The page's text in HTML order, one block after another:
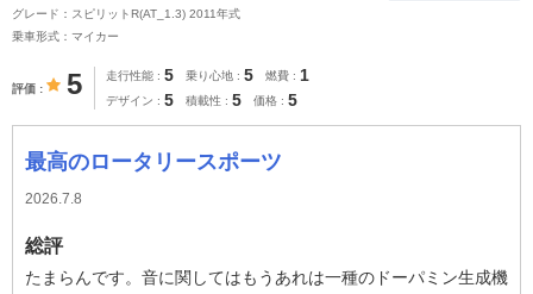
グレード：スピリットR(AT_1.3) 2011年式
乗車形式：マイカー
評価 5 走行性能 5 乗り心地 5 燃費 1
デザイン 5 積載性 5 価格 5
最高のロータリースポーツ
2026.7.8
総評
たまらんです。音に関してはもうあれは一種のドーパミン生成機